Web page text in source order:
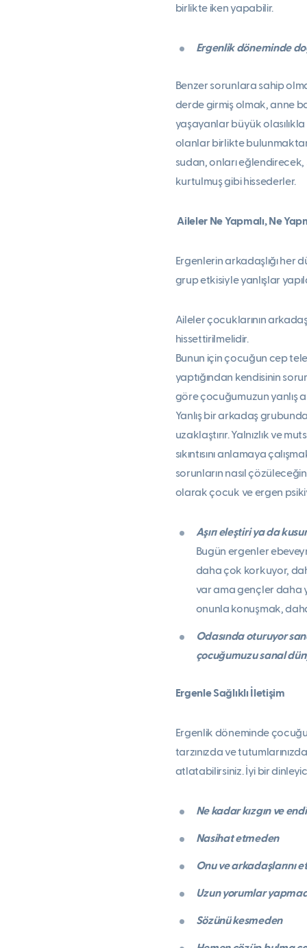
birlikte iken yapabilir.
Ergenlik döneminde
Benzer sorunlara sahip
derde girmiş olmak, anne
yaşayanlar büyük
olanlar birlikte
sudan, onları
kurtulmuş gibi hissederler.
Aileler Ne Yapmalı, Ne
Ergenlerin arkadaşlığı her
grup etkisiyle yanlışlar
Aileler çocuklarının
hissettirilmelidir.
Bunun için çocuğun cep
yaptığından kendisinin
göre çocuğumuzun yanlış
Yanlış bir arkadaş
uzaklaştırır. Yalnızlık ve
sıkıntısını anlamaya
sorunların nasıl
olarak çocuk ve ergen
Aşırı eleştiri ya da
Bugün ergenler
daha çok korkuyor,
var ama gençler daha
onunla konuşmak,
Odasında oturuyor
çocuğumuzu sanal
Ergenle Sağlıklı İletişim
Ergenlik döneminde
tarzınızda ve
atlatabilirsiniz. İyi bir
Ne kadar kızgın ve
Nasihat etmeden
Onu ve arkadaşlarını
Uzun yorumlar
Sözünü kesmeden